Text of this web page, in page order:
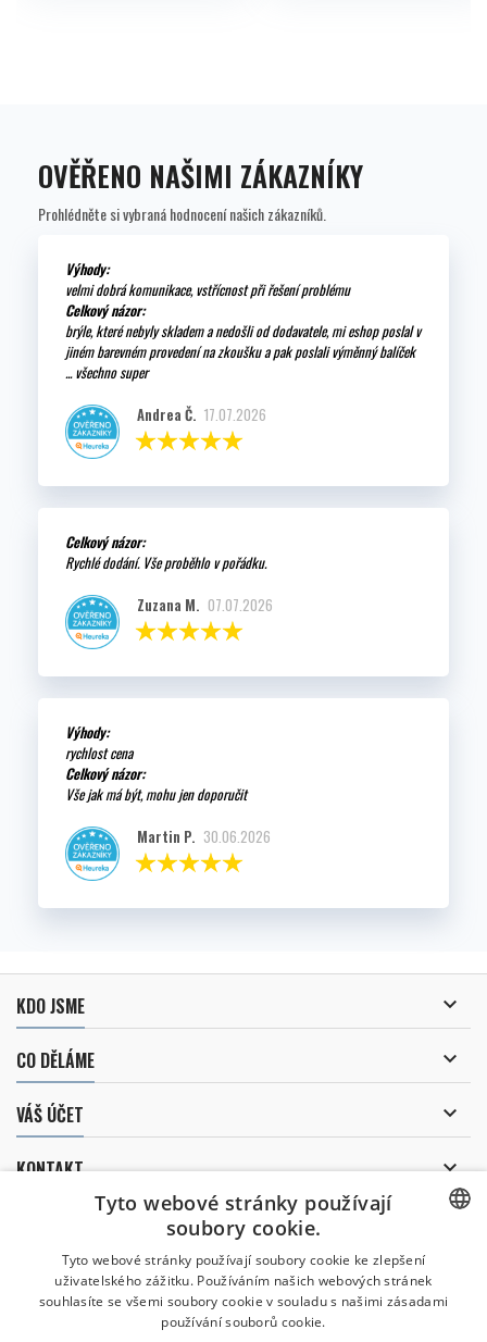
OVĚŘENO NAŠIMI ZÁKAZNÍKY
Prohlédněte si vybraná hodnocení našich zákazníků.
Výhody:
velmi dobrá komunikace, vstřícnost při řešení problému
Celkový názor:
brýle, které nebyly skladem a nedošli od dodavatele, mi eshop poslal v
jiném barevném provedení na zkoušku a pak poslali výměnný balíček
... všechno super
Andrea Č. 17.07.2026
Celkový názor:
Rychlé dodání. Vše proběhlo v pořádku.
Zuzana M. 07.07.2026
Výhody:
rychlost cena
Celkový názor:
Vše jak má být, mohu jen doporučit
Martin P. 30.06.2026
KDO JSME 
CO DĚLÁME 
VÁŠ ÚČET 
KONTAKT 
ODBĚR NOVINEK
Uděluji souhlas se
zpracováním osobních údajů.
CZECH
Tyto webové stránky používají
soubory cookie.
Tyto webové stránky používají soubory cookie ke zlepšení
uživatelského zážitku. Používáním našich webových stránek
souhlasíte se všemi soubory cookie v souladu s našimi zásadami
používání souborů cookie.